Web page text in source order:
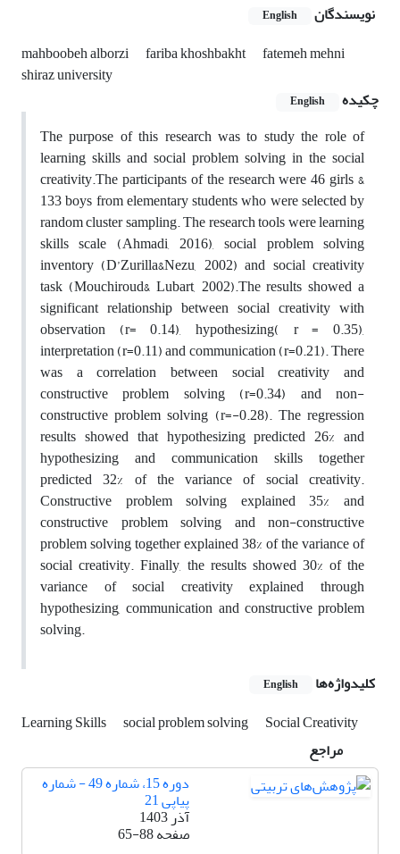
نویسندگان English
mahboobeh alborzi fariba khoshbakht fatemeh mehni
shiraz university
چکیده
English
The purpose of this research was to study the role of
learning skills and social problem solving in the social
creativity.The participants of the research were 46 girls &
133 boys from elementary students who were selected by
random cluster sampling. The research tools were learning
skills scale (Ahmadi, 2016), social problem solving
inventory (D’Zurilla&Nezu, 2002) and social creativity
task (Mouchiroud&Lubart, 2002).The results showed a
significant relationship between social creativity with
observation (r= 0.14), hypothesizing( r = 0.35),
interpretation (r=0.11) and communication (r=0.21). There
was a correlation between social creativity and
constructive problem solving (r=0.34) and non-
constructive problem solving (r=-0.28). The regression
results showed that hypothesizing predicted 26% and
hypothesizing and communication skills together
predicted 32% of the variance of social creativity.
Constructive problem solving explained 35% and
constructive problem solving and non-constructive
problem solving together explained 38% of the variance of
social creativity. Finally, the results showed 30% of the
variance of social creativity explained through
hypothesizing, communication and constructive problem
solving.
کلیدواژه‌ها
English
Learning Skills social problem solving
Social Creativity
مراجع
دوره 15، شماره 49 - شماره
پیاپی 21
آذر 1403
صفحه65-88